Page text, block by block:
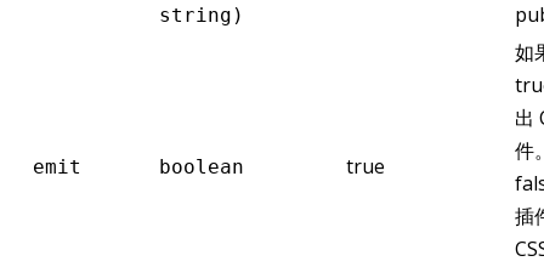
string)
emit boolean true
如
出
件
插